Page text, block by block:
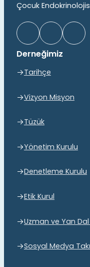
Çocuk
Derneğimiz
Tarihçe
Vizyon Misyon
Tüzük
Yönetim Kurulu
Denetleme Kurulu
Etik Kurul
Uzman ve Yan
Sosyal Medya